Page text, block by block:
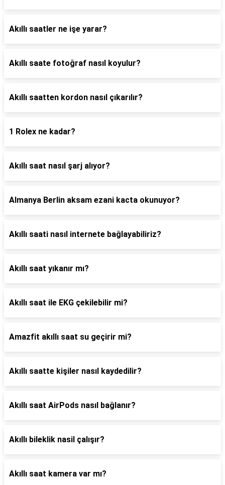
Akıllı saatler ne işe yarar?
Akıllı saate fotoğraf nasıl koyulur?
Akıllı saatten kordon nasıl çıkarılır?
1 Rolex ne kadar?
Akıllı saat nasıl şarj alıyor?
Almanya Berlin aksam ezani kacta okunuyor?
Akıllı saati nasıl internete bağlayabiliriz?
Akıllı saat yıkanır mı?
Akıllı saat ile EKG çekilebilir mi?
Amazfit akıllı saat su geçirir mi?
Akıllı saatte kişiler nasıl kaydedilir?
Akıllı saat AirPods nasıl bağlanır?
Akıllı bileklik nasil çalışır?
Akıllı saat kamera var mı?